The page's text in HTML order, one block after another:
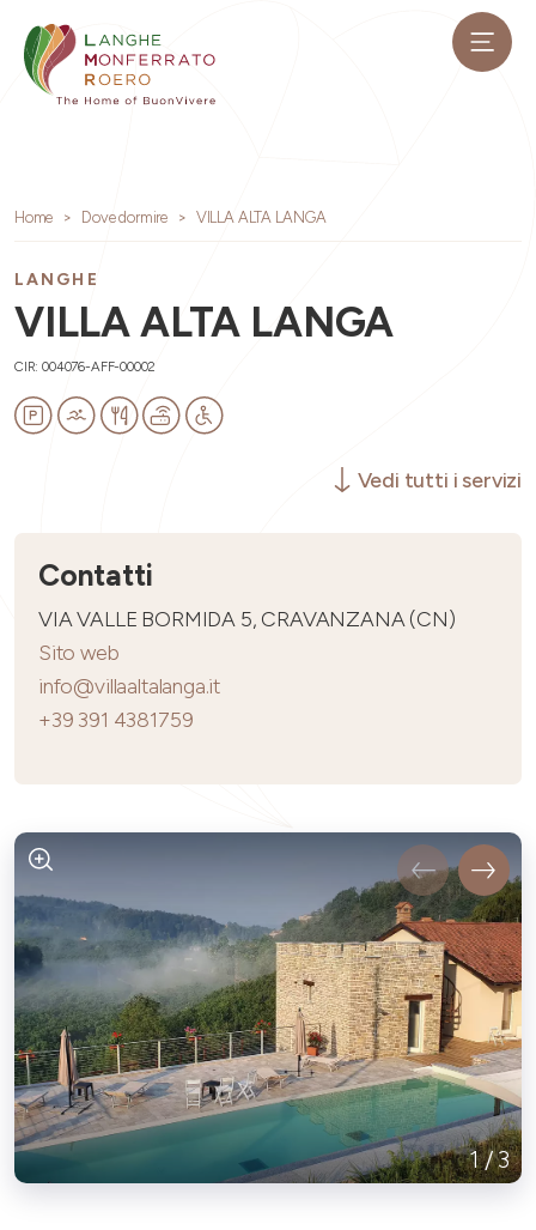
Home Dove dormire VILLA ALTA LANGA
LANGHE
VILLA ALTA LANGA
CIR: 004076-AFF-00002
Vedi tutti i servizi
Contatti
VIA VALLE BORMIDA 5, CRAVANZANA (CN)
Sito web
info@villaaltalanga.it
+39 391 4381759
1/3